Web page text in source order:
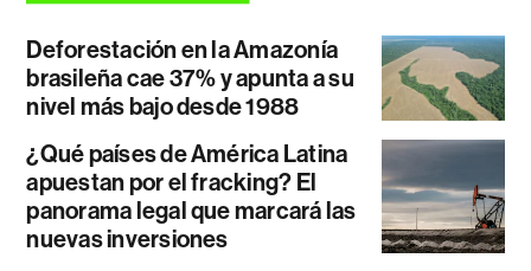
Deforestación en la Amazonía
brasileña cae 37% y apunta a su
nivel más bajo desde 1988
¿Qué países de América Latina
apuestan por el fracking? El
panorama legal que marcará las
nuevas inversiones